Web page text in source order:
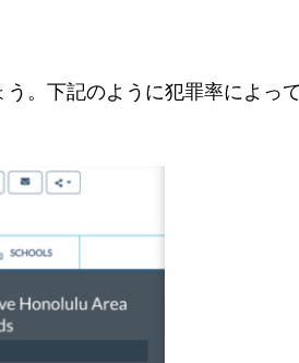
う。下記のように犯罪率によっ